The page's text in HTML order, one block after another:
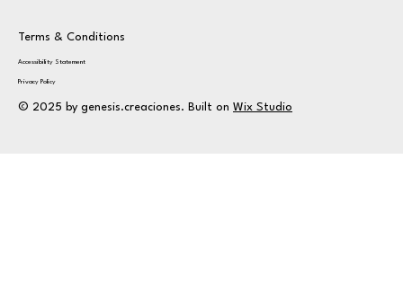
Terms & Conditions
Privacy Policy
Accessibility Statement
© 2025 by genesis.creaciones. Built on Wix Studio